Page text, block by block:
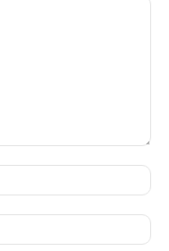
E-